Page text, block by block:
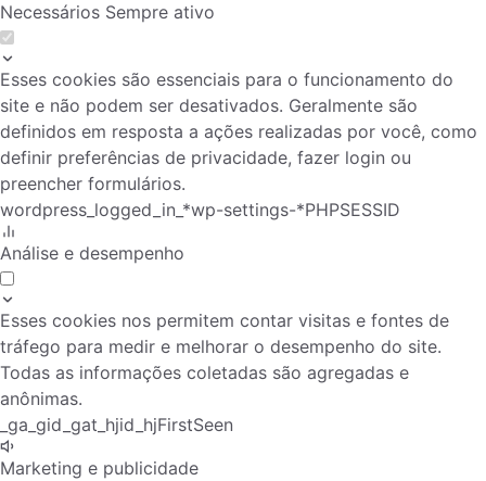
Necessários Sempre ativo
Esses cookies são essenciais para o funcionamento do
site e não podem ser desativados. Geralmente são
definidos em resposta a ações realizadas por você, como
definir preferências de privacidade, fazer login ou
preencher formulários.
wordpress_logged_in_*wp-settings-*PHPSESSID
Análise e desempenho
Esses cookies nos permitem contar visitas e fontes de
tráfego para medir e melhorar o desempenho do site.
Todas as informações coletadas são agregadas e
anônimas.
_ga _gid _gat _hjid _hjFirstSeen
Marketing e publicidade